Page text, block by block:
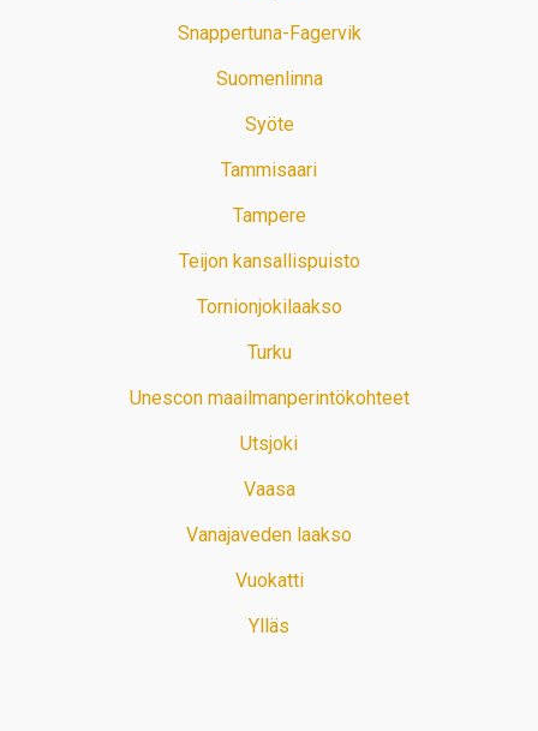
Snappertuna-Fagervik
Suomenlinna
Syöte
Tammisaari
Tampere
Teijon kansallispuisto
Tornionjokilaakso
Turku
Unescon maailmanperintökohteet
Utsjoki
Vaasa
Vanajaveden laakso
Vuokatti
Ylläs